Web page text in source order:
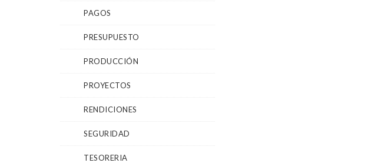
PAGOS
PRESUPUESTO
PRODUCCIÓN
PROYECTOS
RENDICIONES
SEGURIDAD
TESORERIA